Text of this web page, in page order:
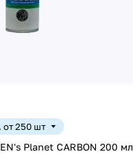
от 250 шт
Planet CARBON 200 мл